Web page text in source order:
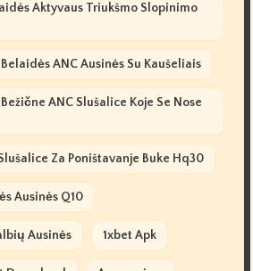
Aktyvaus Triukšmo Slopinimo
ANC Ausinės Su Kaušeliais
ANC Slušalice Koje Se Nose
Za Poništavanje Buke Hq30
Ausinės Q10
Ausinės 1xbet Apk